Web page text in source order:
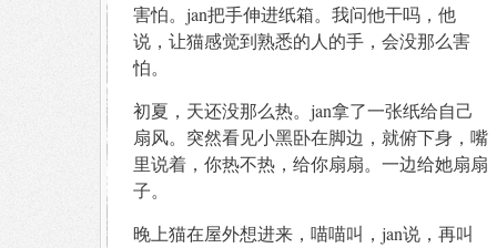
害怕。jan把手伸进纸箱。我问他干吗，他
说，让猫感觉到熟悉的人的手，会没那么害
怕。
初夏，天还没那么热。jan拿了一张纸给自己
扇风。突然看见小黑卧在脚边，就俯下身，嘴
里说着，你热不热，给你扇扇。一边给她扇扇
子。
晚上猫在屋外想进来，喵喵叫，jan说，再叫